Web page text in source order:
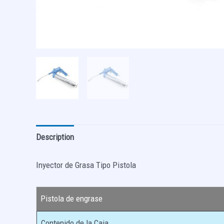
Description
Inyector de Grasa Tipo Pistola
Pistola de engrase